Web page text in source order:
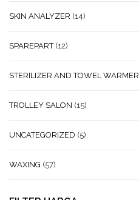
SKIN ANALYZER (14)
SPAREPART (12)
STERILIZER AND TOWEL WARMER
TROLLEY SALON (15)
UNCATEGORIZED (5)
WAXING (57)